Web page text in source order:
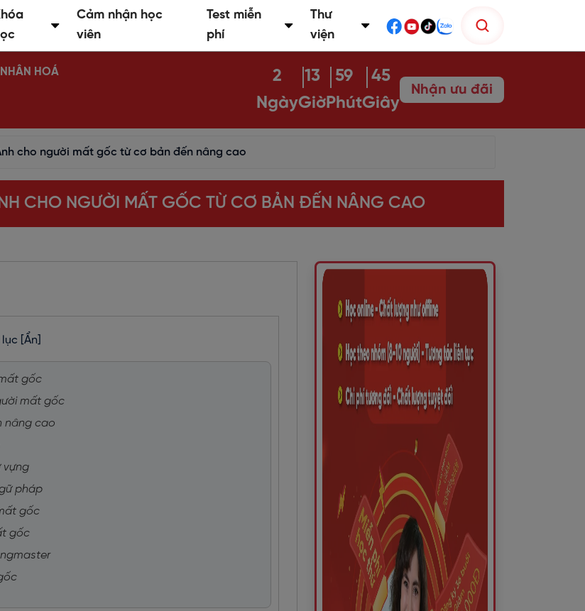
Cảm nhận học
viên
Test miễn
phí
Thư
viện
HOÁ
2
Ngày
13
Giờ
59
Phút
44
Giây
Nhận ưu đãi
cho người mất gốc từ cơ bản đến nâng cao
CHO NGƯỜI MẤT GỐC TỪ CƠ BẢN ĐẾN NÂNG CAO
lục [Ẩn]
gốc
mất gốc
nâng cao
vựng
pháp
gốc
gốc